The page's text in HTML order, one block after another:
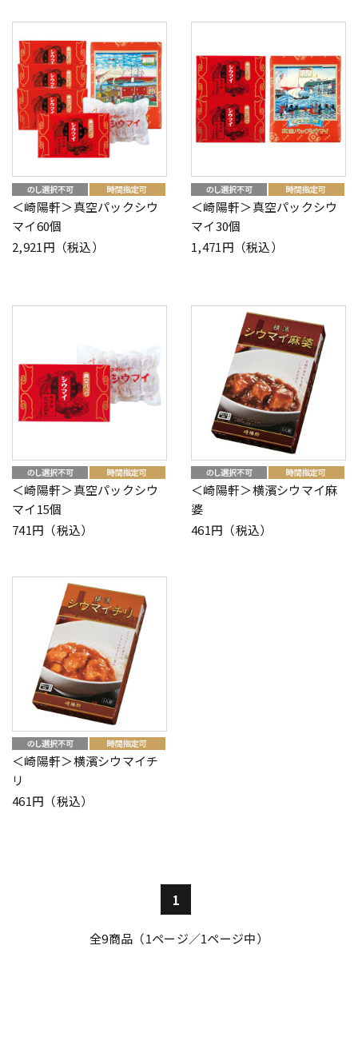
＜崎陽軒＞真空パックシウ
マイ60個
2,921円（税込）
＜崎陽軒＞真空パックシウ
マイ30個
1,471円（税込）
＜崎陽軒＞真空パックシウ
マイ15個
741円（税込）
＜崎陽軒＞横濱シウマイ麻
婆
461円（税込）
＜崎陽軒＞横濱シウマイチ
リ
461円（税込）
1
全9商品（1ページ／1ページ中）